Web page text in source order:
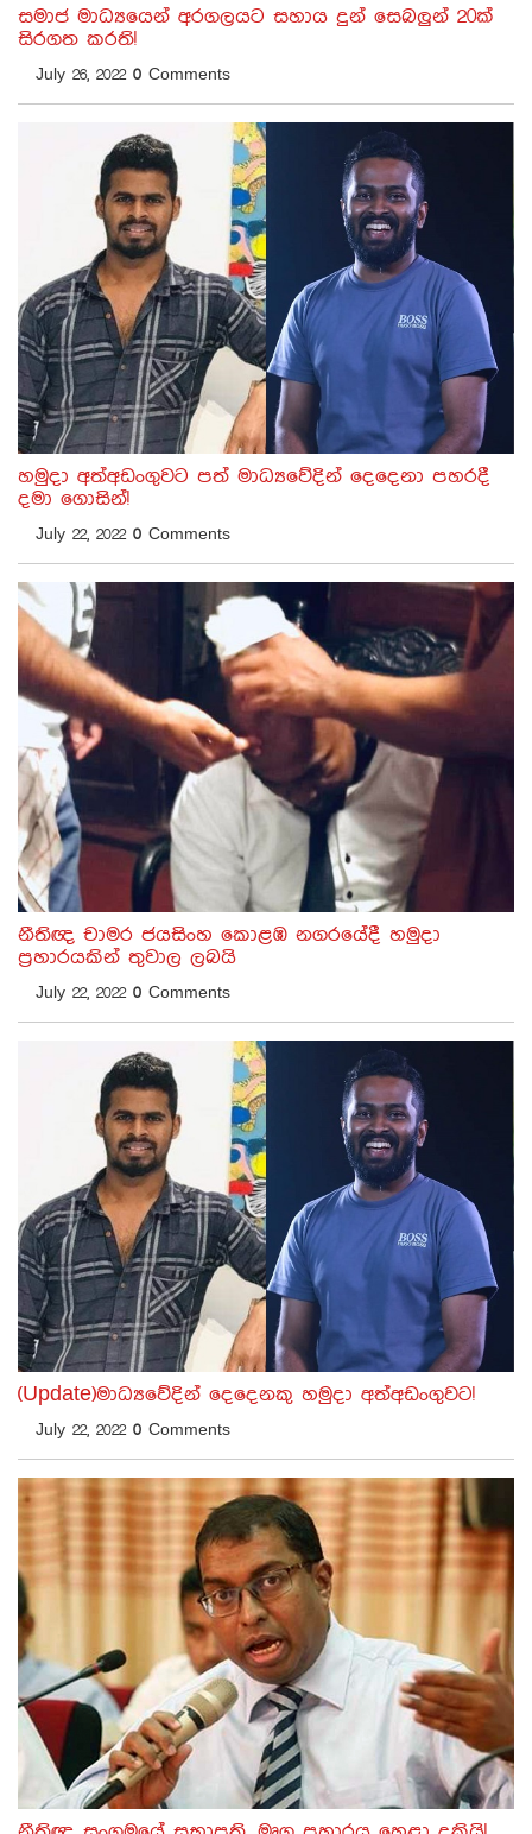
සමාජ මාධ්‍යයෙන් අරගලයට සහාය දුන් සෙබලුන් 20ක්
සිරගත කරති!
July 26, 2022 0 Comments
හමුදා අත්අඩංගුවට පත් මාධ්‍යවේදින් දෙදෙනා පහරදී
දමා ගොසින්!
July 22, 2022 0 Comments
නීතිඥ චාමර ජයසිංහ කොළඹ නගරයේදී හමුදා
ප්‍රහාරයකින් තුවාල ලබයි
July 22, 2022 0 Comments
(Update)මාධ්‍යවේදින් දෙදෙනකු හමුදා අත්අඩංගුවට!
July 22, 2022 0 Comments